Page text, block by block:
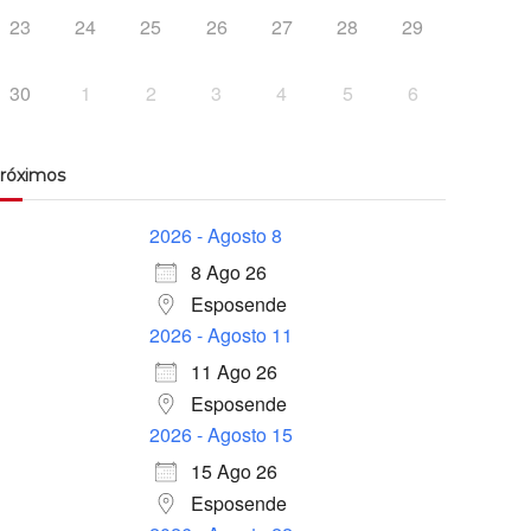
23 24 25 26 27 28 29
30 1 2 3 4 5 6
2026 - Agosto 8
8 Ago 26
Esposende
2026 - Agosto 11
11 Ago 26
Esposende
2026 - Agosto 15
15 Ago 26
Esposende